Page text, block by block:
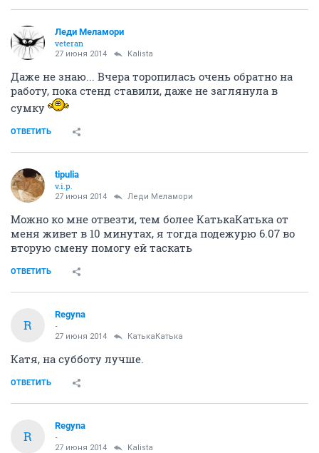
Леди Меламори
veteran
27 июня 2014 Kalista
Даже не знаю... Вчера торопилась очень обратно на
работу, пока стенд ставили, даже не заглянула в
сумку
ОТВЕТИТЬ
tipulia
v.i.p.
27 июня 2014 Леди Меламори
Можно ко мне отвезти, тем более КатькаКатька от
меня живет в 10 минутах, я тогда подежурю 6.07 во
вторую смену помогу ей таскать
ОТВЕТИТЬ
R
Regyna
-
27 июня 2014 КатькаКатька
Катя, на субботу лучше.
ОТВЕТИТЬ
R
Regyna
-
27 июня 2014 Kalista